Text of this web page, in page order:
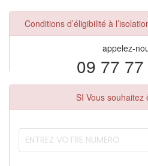
Conditions d’éligibilité à
appelez-
09 77
SI Vous souhaitez